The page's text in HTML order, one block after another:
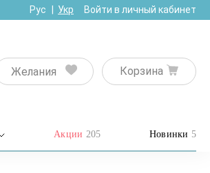
Рус Укр Войти в личный кабинет
Желания Корзина
Акции 205 Новинки 5